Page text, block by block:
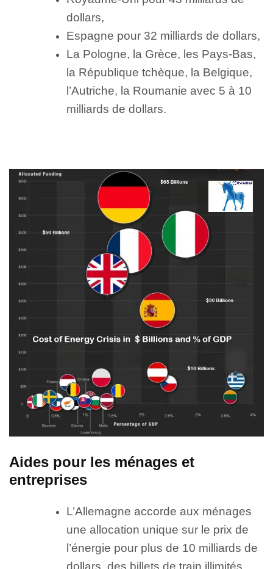
dollars,
Espagne pour 32 milliards de dollars,
La Pologne, la Grèce, les Pays-Bas,
la République tchèque, la Belgique,
l’Autriche, la Roumanie avec 5 à 10
milliards de dollars.
Aides pour les ménages et
entreprises
L’Allemagne accorde aux ménages
une allocation unique sur le prix de
l’énergie pour plus de 10 milliards de
dollars, des billets de train illimités